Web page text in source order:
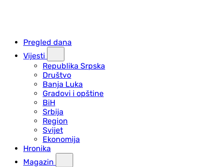
Pregled dana
Vijesti
Republika Srpska
Društvo
Banja Luka
Gradovi i opštine
BiH
Srbija
Region
Svijet
Ekonomija
Hronika
Magazin